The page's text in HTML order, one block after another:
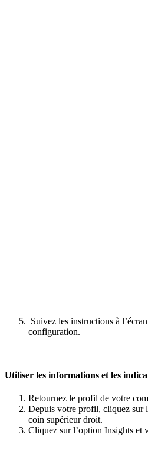
Suivez les instructions à
configuration.
Utiliser les informations et les
Retournez le profil de votre
Depuis votre profil, cliquez sur
coin supérieur droit.
Cliquez sur l’option Insights et